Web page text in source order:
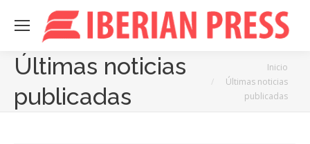
Últimas noticias
publicadas
Inicio
Últimas noticias
publicadas